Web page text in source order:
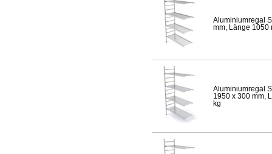
Aluminiumregal
mm, Länge 1050
Aluminiumregal
1950 x 300 mm,
kg